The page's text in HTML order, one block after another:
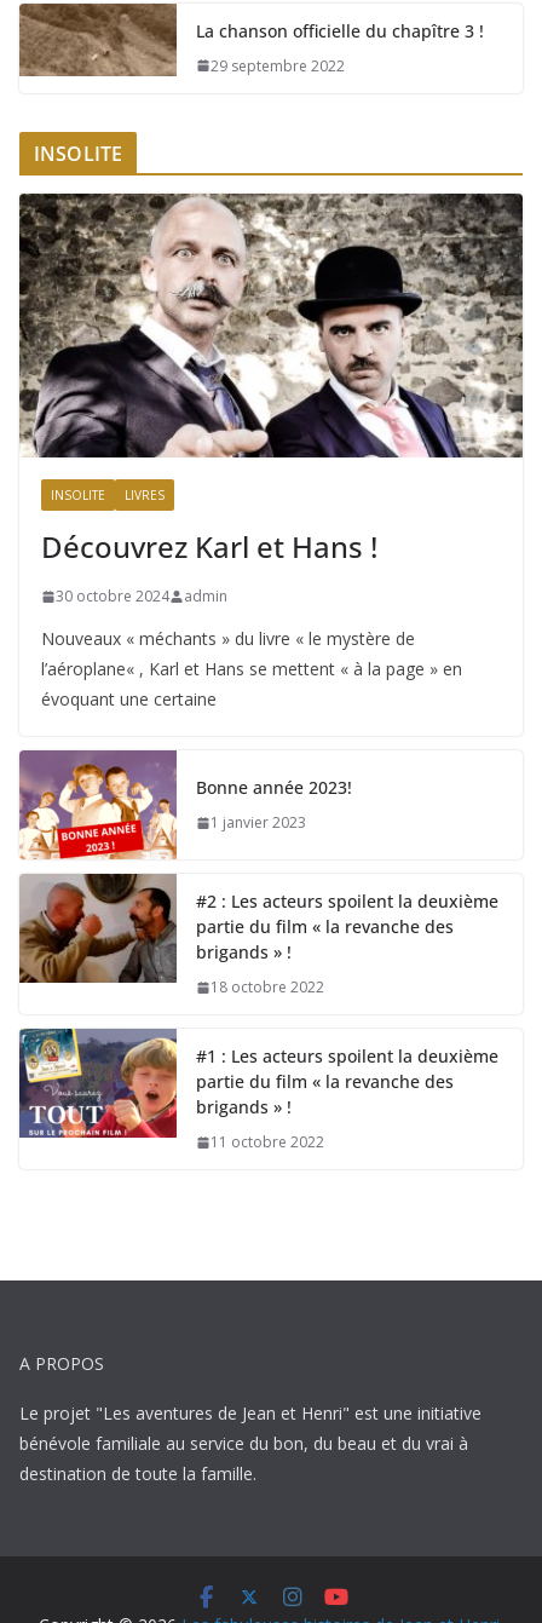
La chanson officielle du chapître 3 !
29 septembre 2022
INSOLITE
INSOLITE LIVRES
Découvrez Karl et Hans !
30 octobre 2024 admin
Nouveaux « méchants » du livre « le mystère de
l’aéroplane« , Karl et Hans se mettent « à la page » en
évoquant une certaine
Bonne année 2023!
1 janvier 2023
#2 : Les acteurs spoilent la deuxième
partie du film « la revanche des
brigands » !
18 octobre 2022
#1 : Les acteurs spoilent la deuxième
partie du film « la revanche des
brigands » !
11 octobre 2022
A PROPOS
Le projet "Les aventures de Jean et Henri" est une initiative
bénévole familiale au service du bon, du beau et du vrai à
destination de toute la famille.